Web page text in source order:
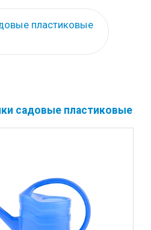
пластиковые
садовые пластиковые